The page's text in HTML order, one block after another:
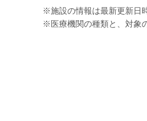
※施設の情報は最新更新日
※医療機関の種類と、対象